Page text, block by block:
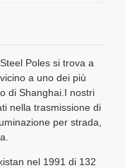
Poles si trova a
a uno dei più
di Shanghai.I nostri
nella trasmissione di
per strada,
nel 1991 di 132